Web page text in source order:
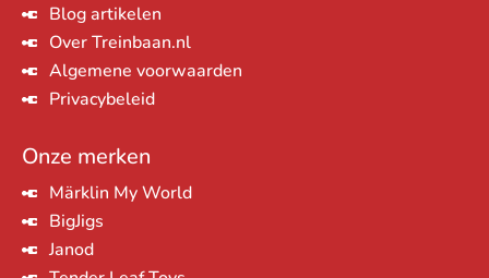
Blog artikelen
Over Treinbaan.nl
Algemene voorwaarden
Privacybeleid
Onze merken
Märklin My World
BigJigs
Janod